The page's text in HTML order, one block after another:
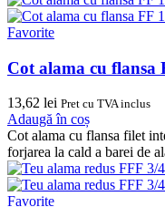
Favorite
Cot alama cu flansa
13,62 lei Pret cu TVA inclus
Adaugă în coș
Cot alama cu flansa filet
forjarea la cald a barei de
Favorite